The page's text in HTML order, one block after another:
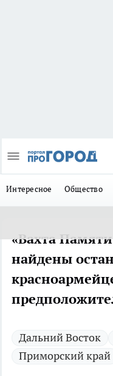
Интересное Общество
«Вахта
найдены
Дальний Восток
Приморский край